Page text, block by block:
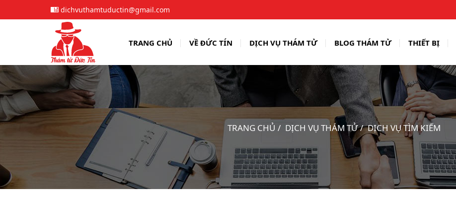
dichvuthamtuductin@gmail.com
TRANG CHỦ VỀ ĐỨC TÍN DỊCH VỤ THÁM TỬ BLOG THÁM TỬ THIẾT BỊ
TRANG CHỦ DỊCH VỤ THÁM TỬ DỊCH VỤ TÌM KIẾM